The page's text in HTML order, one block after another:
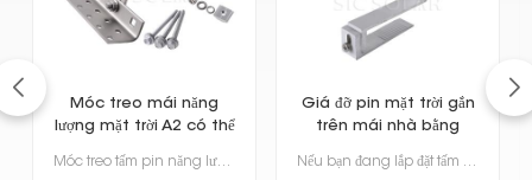
Móc treo mái năng
lượng mặt trời A2 có thể
Móc treo tấm pin năng lượng mặt trời A2 điều chỉnh kép được thiết kế để giúp lắp đặt tấm pin năng lư...
Giá đỡ pin mặt trời gắn
trên mái nhà bằng
chỉnh.
Nếu bạn đang lắp đặt tấm pin năng lượng mặt trời, những bộ giá đỡ pin năng lượng mặt trời bằng nhôm ...